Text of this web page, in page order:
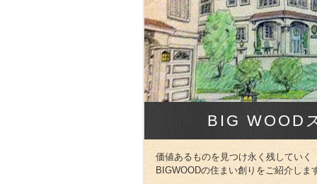
BIG WOOD
価値あるものを見つけ永く残していく
BIGWOODの住まい創りをご紹介しま